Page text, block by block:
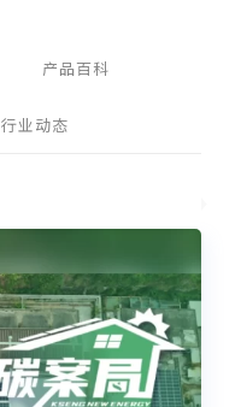
产品百科
行业动态